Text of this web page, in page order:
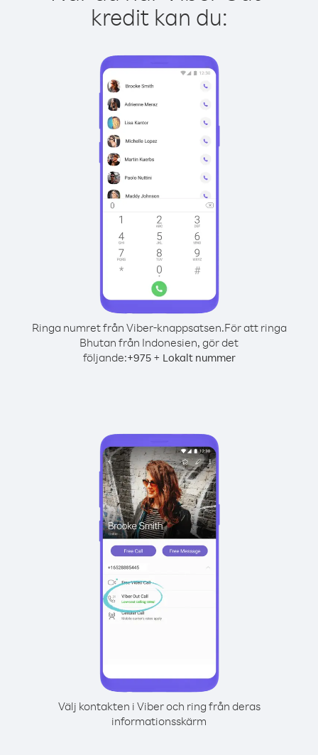
kredit kan du:
Ringa numret från Viber-knappsatsen.För att ringa
Bhutan från Indonesien, gör det
följande:+975+ Lokalt nummer
Välj kontakten i Viber och ring från deras
informationsskärm